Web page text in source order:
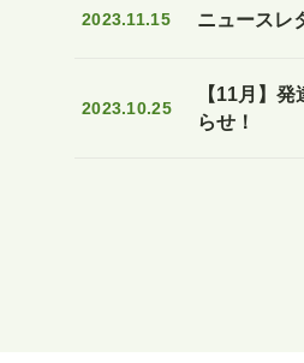
2023.11.15 ニュースレ
2023.10.25
【11月】
らせ！